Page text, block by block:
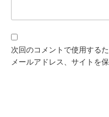
次回のコメントで使用する
メールアドレス、サイトを保